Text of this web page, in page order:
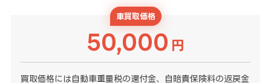
車買取価格
50,000 円
買取価格には自動車重量税の還付金、自賠責保険料の返戻金